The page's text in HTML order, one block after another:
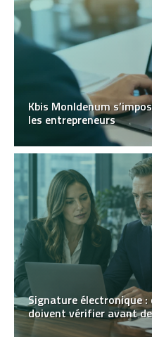
Kbis MonIdenum
les entrepreneurs
Signature électronique :
doivent vérifier avant